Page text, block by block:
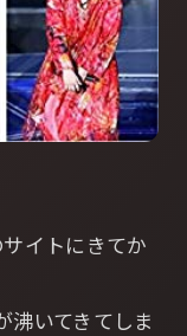
イトにきてか
沸いてきてしま